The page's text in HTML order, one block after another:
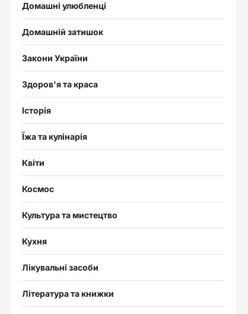
Домашні улюбленці
Домашній затишок
Закони України
Здоров'я та краса
Історія
Їжа та кулінарія
Квіти
Космос
Культура та мистецтво
Кухня
Лікувальні засоби
Література та книжки